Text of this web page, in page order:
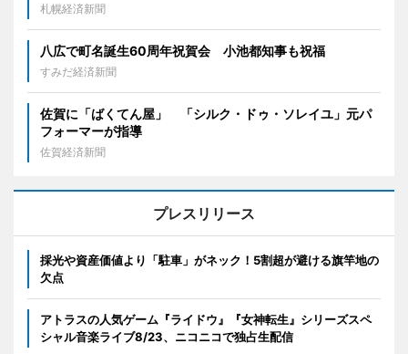
札幌経済新聞
八広で町名誕生60周年祝賀会 小池都知事も祝福
すみだ経済新聞
佐賀に「ばくてん屋」 「シルク・ドゥ・ソレイユ」元パ
フォーマーが指導
佐賀経済新聞
プレスリリース
採光や資産価値より「駐車」がネック！5割超が避ける旗竿地の
欠点
アトラスの人気ゲーム『ライドウ』『女神転生』シリーズスペ
シャル音楽ライブ8/23、ニコニコで独占生配信